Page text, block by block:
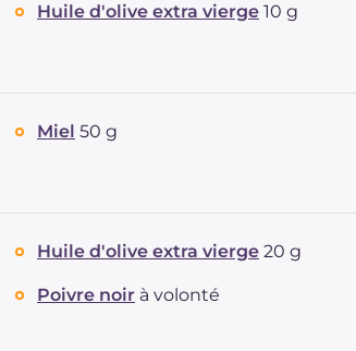
Huile d'olive extra vierge 10 g
Miel 50 g
Huile d'olive extra vierge 20 g
Poivre noir à volonté